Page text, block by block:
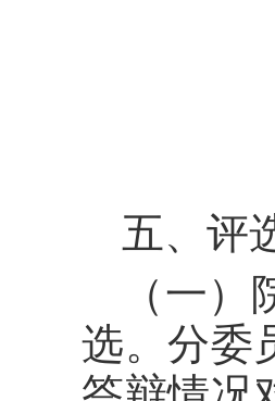
五、评
（一
选。分委